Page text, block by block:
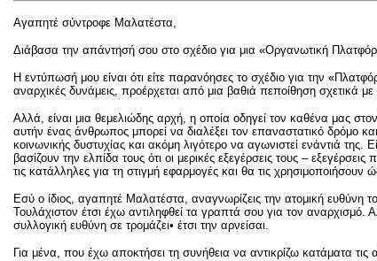
Αγαπητέ σύντροφε Μαλατέστα,
Διάβασα την απάντησή σου στο σχέδιο για μια «Οργανωτική
Η εντύπωσή μου είναι ότι είτε παρανόησες το σχέδιο για την
αναρχικές δυνάμεις, προέρχεται από μια βαθιά πεποίθηση σχετικά
Αλλά, είναι μια θεμελιώδης αρχή, η οποία οδηγεί τον καθένα μας
αυτήν ένας άνθρωπος μπορεί να διαλέξει τον επαναστατικό δρόμο
κοινωνικής δυστυχίας και ακόμη λιγότερο να αγωνιστεί ενάντιά
βασίζουν την ελπίδα τους ότι οι μερικές εξεγέρσεις τους –
τις κατάλληλες για τη στιγμή εφαρμογές και θα τις
Εσύ ο ίδιος, αγαπητέ Μαλατέστα, αναγνωρίζεις την ατομική ευθύνη
Τουλάχιστον έτσι έχω αντιληφθεί τα γραπτά σου για τον αναρχισμό.
συλλογική ευθύνη σε τρομάζει• έτσι την αρνείσαι.
Για μένα, που έχω αποκτήσει τη συνήθεια να αντικρίζω κατάματα